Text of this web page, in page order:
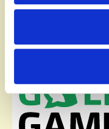
annons- och
Dessa kan i sin tur